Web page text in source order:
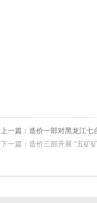
上一篇：造价一部对黑龙江
下一篇：造价三部开展 “五矿